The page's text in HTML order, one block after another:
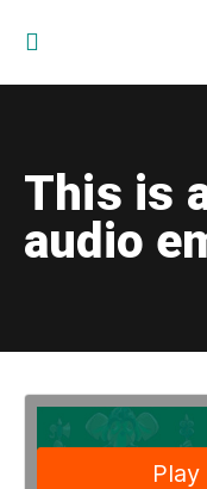
This is
audio